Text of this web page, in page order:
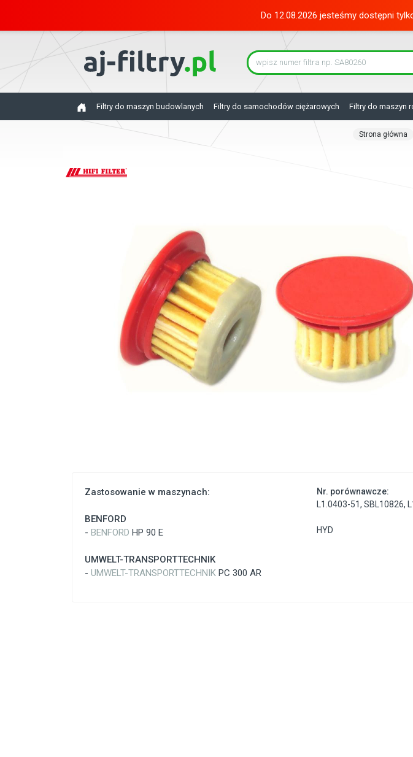
Do 12.08.2026 jesteśmy dostępni
Filtry do maszyn budowlanych Filtry do samochodów ciężarowych Filtry do maszyn
Strona główna
Zastosowanie w maszynach:
BENFORD
- BENFORD HP 90 E
UMWELT-TRANSPORTTECHNIK
- UMWELT-TRANSPORTTECHNIK PC 300 AR
Nr. porównawcze:
L1.0403-51,SBL10826,
HYD